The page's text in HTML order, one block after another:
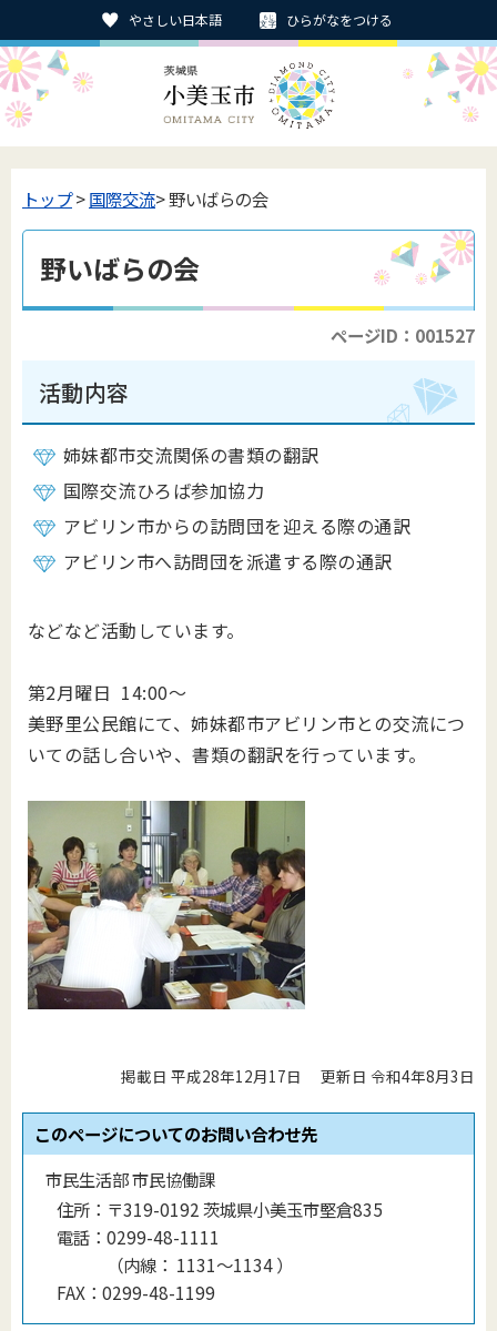
やさしい日本語 ひらがなをつける
トップ>国際交流> 野いばらの会
野いばらの会
ページID：001527
活動内容
姉妹都市交流関係の書類の翻訳
国際交流ひろば参加協力
アビリン市からの訪問団を迎える際の通訳
アビリン市へ訪問団を派遣する際の通訳
などなど活動しています。
第2月曜日 14:00～
美野里公民館にて、姉妹都市アビリン市との交流につ
いての話し合いや、書類の翻訳を行っています。
掲載日 平成28年12月17日 更新日 令和4年8月3日
このページについてのお問い合わせ先
市民生活部 市民協働課
住所： 〒319-0192 茨城県小美玉市堅倉835
電話： 0299-48-1111
（内線 ： 1131〜1134）
FAX： 0299-48-1199